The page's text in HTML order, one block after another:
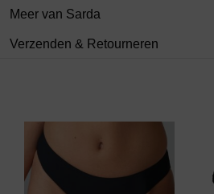
Meer van Sarda
Verzenden & Retourneren